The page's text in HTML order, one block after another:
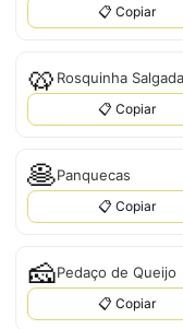
📋 Copiar
🥨 Rosquinha Salgada
📋 Copiar
🥞Panquecas
📋 Copiar
🧀Pedaço de Queijo
📋 Copiar